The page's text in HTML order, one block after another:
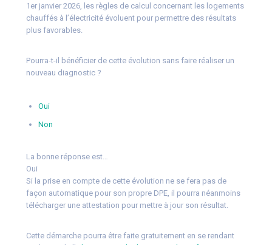
1er janvier 2026, les règles de calcul concernant les logements
chauffés à l’électricité évoluent pour permettre des résultats
plus favorables.
Pourra-t-il bénéficier de cette évolution sans faire réaliser un
nouveau diagnostic ?
Oui
Non
La bonne réponse est…
Oui
Si la prise en compte de cette évolution ne se fera pas de
façon automatique pour son propre DPE, il pourra néanmoins
télécharger une attestation pour mettre à jour son résultat.
Cette démarche pourra être faite gratuitement en se rendant